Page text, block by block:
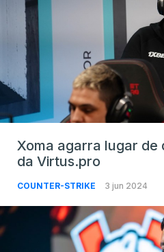
Xoma agarra lugar de
da Virtus.pro
COUNTER-STRIKE 3 jun 2024